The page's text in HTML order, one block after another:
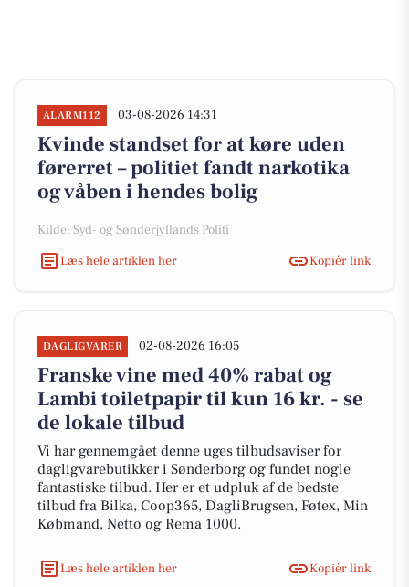
ALARM112 03-08-2026 14:31
Kvinde standset for at køre uden
førerret – politiet fandt narkotika
og våben i hendes bolig
Kilde: Syd- og Sønderjyllands Politi
Læs hele artiklen her
Kopiér link
DAGLIGVARER 02-08-2026 16:05
Franske vine med 40% rabat og
Lambi toiletpapir til kun 16 kr. - se
de lokale tilbud
Vi har gennemgået denne uges tilbudsaviser for
dagligvarebutikker i Sønderborg og fundet nogle
fantastiske tilbud. Her er et udpluk af de bedste
tilbud fra Bilka, Coop365, DagliBrugsen, Føtex, Min
Købmand, Netto og Rema 1000.
Læs hele artiklen her Kopiér link